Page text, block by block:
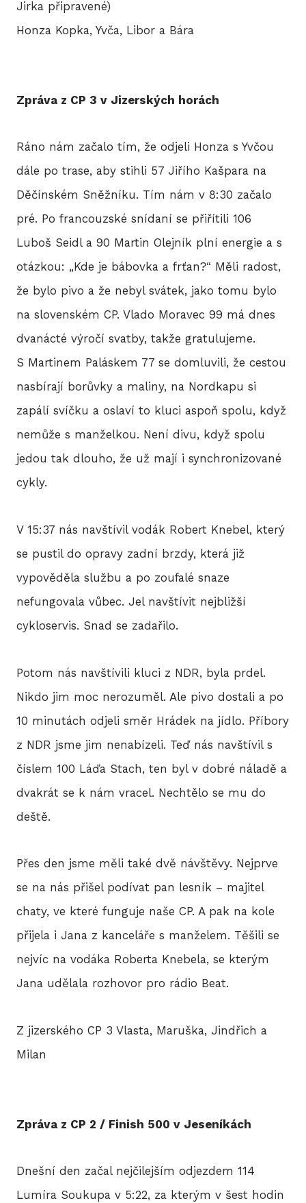
Jirka připravené)
Honza Kopka, Yvča, Libor a Bára
Zpráva z CP 3 v Jizerských horách
Ráno nám začalo tím, že odjeli Honza s Yvčou
dále po trase, aby stihli 57 Jiřího Kašpara na
Děčínském Sněžníku. Tím nám v 8:30 začalo
pré. Po francouzské snídaní se přiřítili 106
Luboš Seidl a 90 Martin Olejník plní energie a s
otázkou: „Kde je bábovka a frťan?“ Měli radost,
že bylo pivo a že nebyl svátek, jako tomu bylo
na slovenském CP. Vlado Moravec 99 má dnes
dvanácté výročí svatby, takže gratulujeme.
S Martinem Paláskem 77 se domluvili, že cestou
nasbírají borůvky a maliny, na Nordkapu si
zapálí svíčku a oslaví to kluci aspoň spolu, když
nemůže s manželkou. Není divu, když spolu
jedou tak dlouho, že už mají i synchronizované
cykly.
V 15:37 nás navštívil vodák Robert Knebel, který
se pustil do opravy zadní brzdy, která již
vypověděla službu a po zoufalé snaze
nefungovala vůbec. Jel navštívit nejbližší
cykloservis. Snad se zadařilo.
Potom nás navštívili kluci z NDR, byla prdel.
Nikdo jim moc nerozuměl. Ale pivo dostali a po
10 minutách odjeli směr Hrádek na jídlo. Příbory
z NDR jsme jim nenabízeli. Teď nás navštívil s
číslem 100 Láďa Stach, ten byl v dobré náladě a
dvakrát se k nám vracel. Nechtělo se mu do
deště.
Přes den jsme měli také dvě návštěvy. Nejprve
se na nás přišel podívat pan lesník – majitel
chaty, ve které funguje naše CP. A pak na kole
přijela i Jana z kanceláře s manželem. Těšili se
nejvíc na vodáka Roberta Knebela, se kterým
Jana udělala rozhovor pro rádio Beat.
Z jizerského CP 3 Vlasta, Maruška, Jindřich a
Milan
Zpráva z CP 2 / Finish 500 v Jeseníkách
Dnešní den začal nejčilejším odjezdem 114
Lumíra Soukupa v 5:22, za kterým v šest hodin